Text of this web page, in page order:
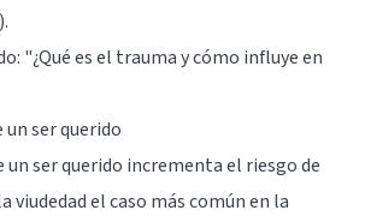
"¿Qué es el trauma y cómo influye en
ser querido
ser querido incrementa el riesgo de
viudedad el caso más común en la